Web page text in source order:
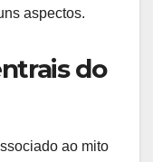
aspectos.
do
ao mito